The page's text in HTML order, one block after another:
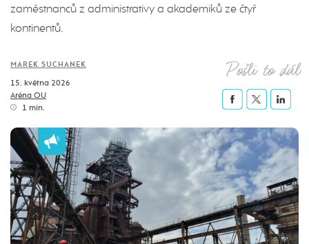
zaměstnanců z administrativy a akademiků ze čtyř
kontinentů.
MAREK SUCHANEK
15. května 2026
Aréna OU
1 min.
Pošli to dál